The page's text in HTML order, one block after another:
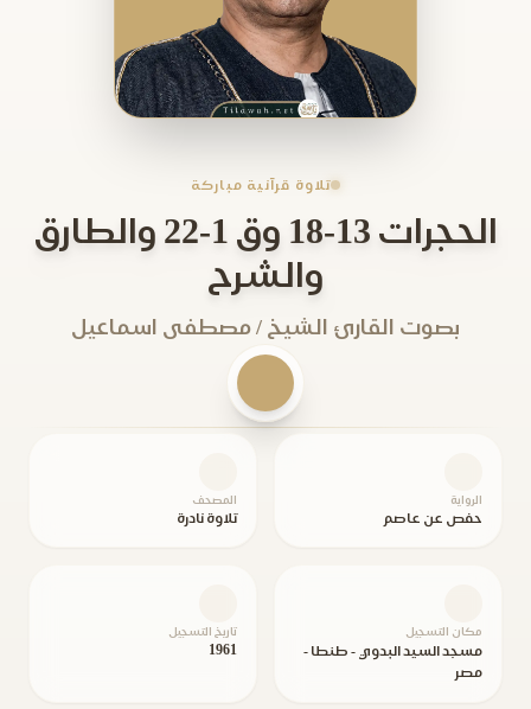
تلاوة قرآنية مباركة
الحجرات 13-18 وق 1-22 والطارق
والشرح
بصوت القارئ الشيخ / مصطفى اسماعيل
الرواية
حفص عن عاصم
المصحف
تلاوة نادرة
مكان التسجيل
مسجد السيد البدوي - طنطا -
مصر
تاريخ التسجيل
1961